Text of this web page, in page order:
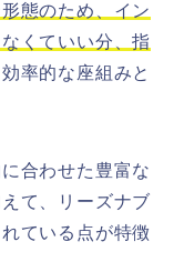
態のため、イン
くていい分、指
率的な座組みと
合わせた豊富な
て、リーズナブ
ている点が特徴